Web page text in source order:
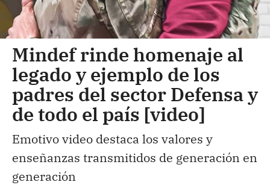
Mindef rinde homenaje al
legado y ejemplo de los
padres del sector Defensa y
de todo el país [video]
Emotivo video destaca los valores y
enseñanzas transmitidos de generación en
generación